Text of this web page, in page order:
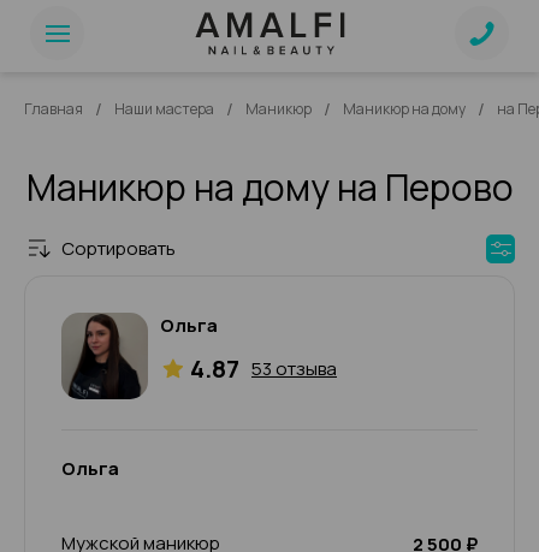
Главная / Наши мастера / Маникюр / Маникюр на дому / на
Маникюр на дому на Перово
Сортировать
Ольга
4.87 53 отзыва
Ольга
Мужской маникюр
2 500 ₽